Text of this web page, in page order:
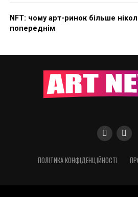
NFT: чому арт-ринок більше
попереднім
ПОЛІТИКА КОНФІДЕНЦІЙНОСТІ